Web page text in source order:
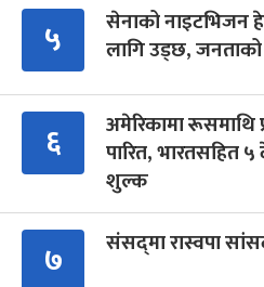
५
सेनाको नाइटभिजन
लागि उड्छ,
६
अमेरिकामा रूसमाथि
पारित, भारतसहित
शुल्क
७ संसद्‍मा रास्वपा